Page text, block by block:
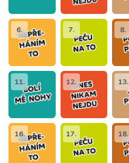
6. 7. 8.
11. 12. 13.
16. 17. 18.